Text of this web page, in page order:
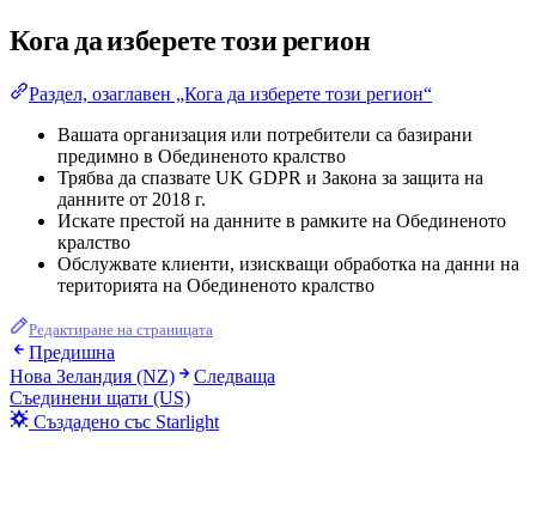
Кога да изберете този регион
Раздел, озаглавен „Кога да изберете този регион“
Вашата организация или потребители са базирани
предимно в Обединеното кралство
Трябва да спазвате UK GDPR и Закона за защита на
данните от 2018 г.
Искате престой на данните в рамките на Обединеното
кралство
Обслужвате клиенти, изискващи обработка на данни на
територията на Обединеното кралство
Редактиране на страницата
Предишна
Нова Зеландия (NZ)
Следваща
Съединени щати (US)
Създадено със Starlight